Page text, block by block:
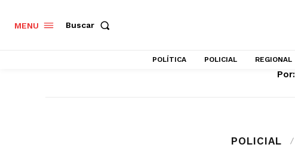
MENU Buscar
POLÍTICA POLICIAL REGIONAL
Por:
POLICIAL